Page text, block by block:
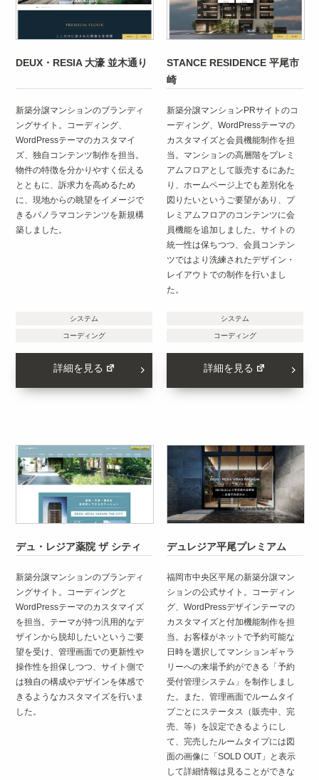
DEUX・RESIA 大濠 並木通り
新築分譲マンションのブランディ
ングサイト。コーディング、
WordPressテーマのカスタマイ
ズ、独自コンテンツ制作を担当。
物件の特徴を分かりやすく伝える
とともに、訴求力を高めるため
に、現地からの眺望をイメージで
きるパノラマコンテンツを新規構
築しました。
システム
コーディング
詳細を見る
STANCE RESIDENCE 平尾市
崎
新築分譲マンションPRサイトのコ
ーディング、WordPressテーマの
カスタマイズと会員機能制作を担
当。マンションの高層階をプレミ
アムフロアとして販売するにあた
り、ホームページ上でも差別化を
図りたいというご要望があり、プ
レミアムフロアのコンテンツに会
員機能を追加しました。サイトの
統一性は保ちつつ、会員コンテン
ツではより洗練されたデザイン・
レイアウトでの制作を行いまし
た。
システム
コーディング
詳細を見る
デュ・レジア薬院 ザ シティ
新築分譲マンションのブランディ
ングサイト。コーディングと
WordPressテーマのカスタマイズ
を担当。テーマが持つ汎用的なデ
ザインから脱却したいというご要
望を受け、管理画面での更新性や
操作性を担保しつつ、サイト側で
は独自の構成やデザインを体感で
きるようなカスタマイズを行いま
した。
デュレジア平尾プレミアム
福岡市中央区平尾の新築分譲マン
ションの公式サイト。コーディン
グ、WordPressデザインテーマの
カスタマイズと付加機能制作を担
当。お客様がネットで予約可能な
日時を選択してマンションギャラ
リーへの来場予約ができる「予約
受付管理システム」を制作しまし
た。また、管理画面でルームタイ
プごとにステータス（販売中、完
売、等）を設定できるようにし
て、完売したルームタイプには図
面の画像に「SOLD OUT」と表示
して詳細情報は見ることができな